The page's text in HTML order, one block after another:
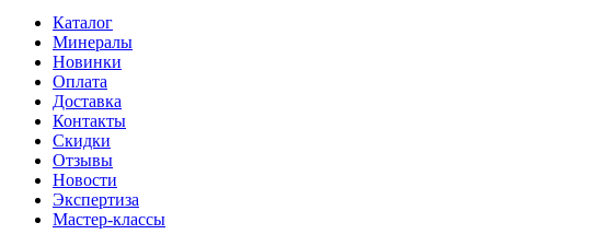
Каталог
Минералы
Новинки
Оплата
Доставка
Контакты
Скидки
Отзывы
Новости
Экспертиза
Мастер-классы